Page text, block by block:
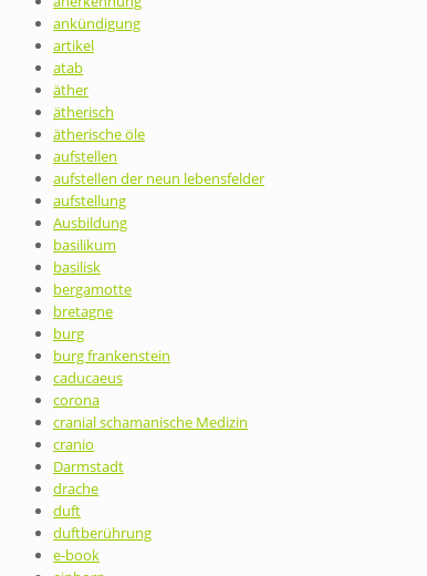
ankündigung
artikel
atab
äther
ätherisch
ätherische öle
aufstellen
aufstellen der neun lebensfelder
aufstellung
Ausbildung
basilikum
basilisk
bergamotte
bretagne
burg
burg frankenstein
caducaeus
corona
cranial schamanische Medizin
cranio
Darmstadt
drache
duft
duftberührung
e-book